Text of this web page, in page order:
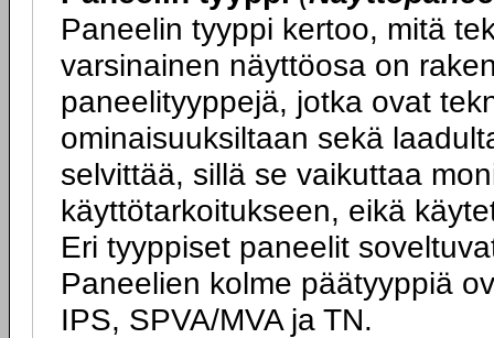
Paneelin tyyppi kertoo, mitä
varsinainen näyttöosa on
paneelityyppejä, jotka ovat
ominaisuuksiltaan sekä
selvittää, sillä se vaikuttaa
käyttötarkoitukseen, eikä
Eri tyyppiset paneelit
Paneelien kolme päätyyppiä
IPS, SPVA/MVA ja TN.